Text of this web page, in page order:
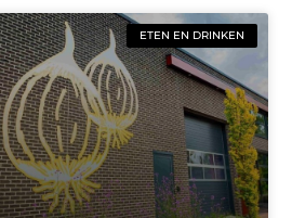
ETEN EN DRINKEN